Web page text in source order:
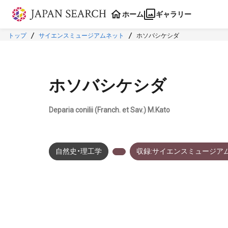
本文に飛ぶ
ホーム ギャラリー
トップ サイエンスミュージアムネット ホソバシケシダ
ホソバシケシダ
Deparia conilii (Franch. et Sav.) M.Kato
自然史・理工学 収録:サイエンスミュージア